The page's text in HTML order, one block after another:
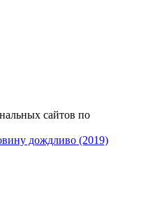
сайтов по
дождливо (2019)